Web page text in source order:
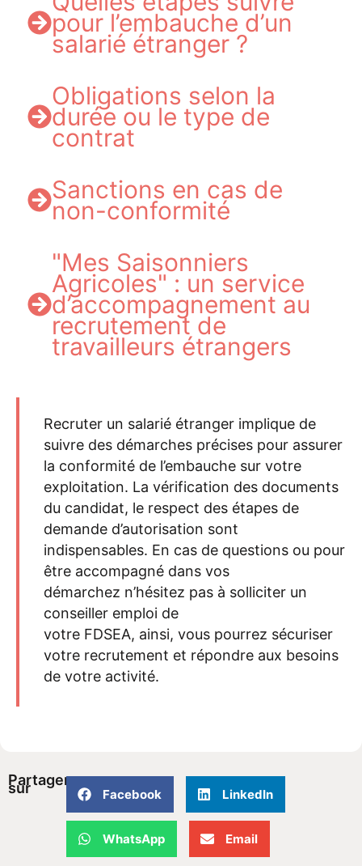
pour l’embauche d’un
salarié étranger ?
Obligations selon la
durée ou le type de
contrat
Sanctions en cas de
non-conformité
"Mes Saisonniers
Agricoles" : un service
d’accompagnement au
recrutement de
travailleurs étrangers
Recruter un salarié étranger implique de
suivre des démarches précises pour assurer
la conformité de l’embauche sur votre
exploitation. La vérification des documents
du candidat, le respect des étapes de
demande d’autorisation sont
indispensables. En cas de questions ou pour
être accompagné dans vos
démarchez n’hésitez pas à solliciter un
conseiller emploi de
votre FDSEA, ainsi, vous pourrez sécuriser
votre recrutement et répondre aux besoins
de votre activité.
Partager
sur Facebook LinkedIn
WhatsApp Email